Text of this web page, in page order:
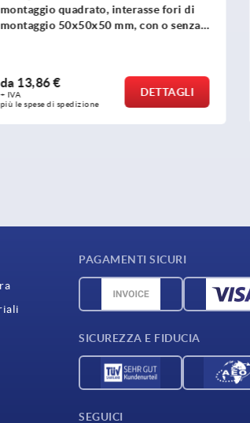
montaggio quadrato, interasse fori di
montaggio 50x50x50 mm, con
da14,26 €
+ IVA
più le spese di spedizione
DETTAGLI
PAGAMENTI SICURI
SICUREZZA E FIDUCIA
SEGUICI